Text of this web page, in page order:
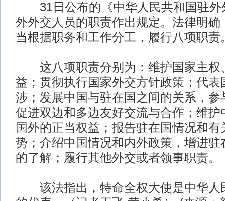
31日公布的《中华人民共和国驻外
外外交人员的职责作出规定。法律明确
当根据职务和工作分工，履行八项职责
这八项职责分别为：维护国家主权
益；贯彻执行国家外交方针政策；代表
涉；发展中国与驻在国之间的关系，参
促进双边和多边友好交流与合作；维护
国外的正当权益；报告驻在国情况和有
势；介绍中国情况和内外政策，增进驻
的了解；履行其他外交或者领事职责。
该法指出，特命全权大使是中华人